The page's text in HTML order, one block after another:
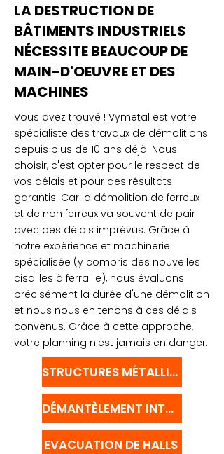
LA DESTRUCTION DE
BÂTIMENTS INDUSTRIELS
NÉCESSITE BEAUCOUP DE
MAIN-D'OEUVRE ET DES
MACHINES
Vous avez trouvé ! Vymetal est votre
spécialiste des travaux de démolitions
depuis plus de 10 ans déjà. Nous
choisir, c'est opter pour le respect de
vos délais et pour des résultats
garantis. Car la démolition de ferreux
et de non ferreux va souvent de pair
avec des délais imprévus. Grâce à
notre expérience et machinerie
spécialisée (y compris des nouvelles
cisailles à ferraille), nous évaluons
précisément la durée d'une démolition
et nous nous en tenons à ces délais
convenus. Grâce à cette approche,
votre planning n'est jamais en danger.
STRUCTURES MÉTALLIQUES
DÉMANTÈLEMENT INTÉRIEUR
EVACUATION DE HALLS